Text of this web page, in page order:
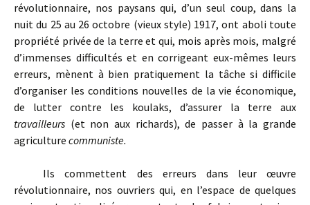
révolutionnaire, nos paysans qui, d’un seul coup, dans la
nuit du 25 au 26 octobre (vieux style) 1917, ont aboli toute
propriété privée de la terre et qui, mois après mois, malgré
d’immenses difficultés et en corrigeant eux-mêmes leurs
erreurs, mènent à bien pratiquement la tâche si difficile
d’organiser les conditions nouvelles de la vie économique,
de lutter contre les koulaks, d’assurer la terre aux
travailleurs (et non aux richards), de passer à la grande
agriculture communiste.
Ils commettent des erreurs dans leur œuvre
révolutionnaire, nos ouvriers qui, en l’espace de quelques